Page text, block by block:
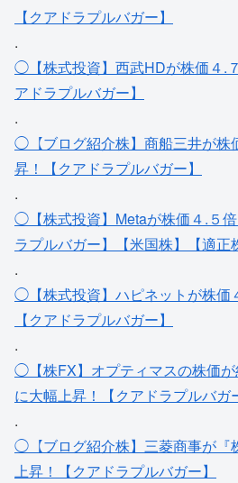
【クアドラプルバガー】
.
◯【株式投資】西武HDが株価４.
アドラプルバガー】
.
◯【ブログ紹介株】商船三井が株
昇！【クアドラプルバガー】
.
◯【株式投資】Metaが株価４.５
ラプルバガー】【米国株】【適正
.
◯【株式投資】ハピネットが株価
【クアドラプルバガー】
.
◯【株FX】オプティマスの株価
に大幅上昇！【クアドラプルバガ
.
◯【ブログ紹介株】三菱商事が『
上昇！【クアドラプルバガー】